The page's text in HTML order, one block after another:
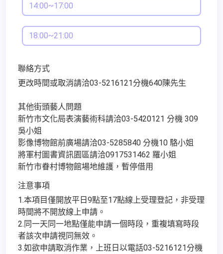
14:00~17:00
18:00~21:00
聯絡方式
更改時間或取消請洽03-5216121分機640陳先生
其他街頭藝人問題
新竹市文化局表演藝術科請洽03-5420121 分機 309
吳小姐
影像博物館前廣場請洽03-5285840 分機10 駱小姐
將軍村圖書資訊園區請洽0917531462 羅小姐
新竹市眷村博物館場地維護，暫停借用
注意事項
1.本項目僅開放平日9點至17點線上受理登記，非受理
時間將不開放線上申請。
2.同一天同一地點僅能申請一個時段，重複填寫時段
者該次申請視同無效。
3.如欲申請取消作業，上班日以電話03-5216121分機